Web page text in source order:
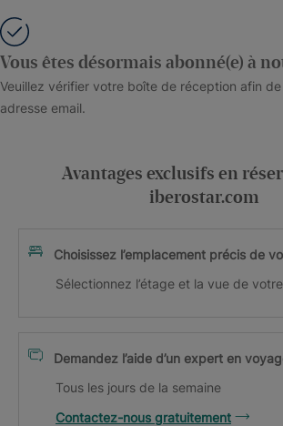
Vous êtes désormais abonné(e) à
Veuillez vérifier votre boîte de réception afin
adresse email.
Avantages exclusifs en
iberostar.com
Choisissez l’emplacement précis de
Sélectionnez l’étage et la vue de
Demandez l’aide d’un expert en
Tous les jours de la semaine
Contactez-nous gratuitement